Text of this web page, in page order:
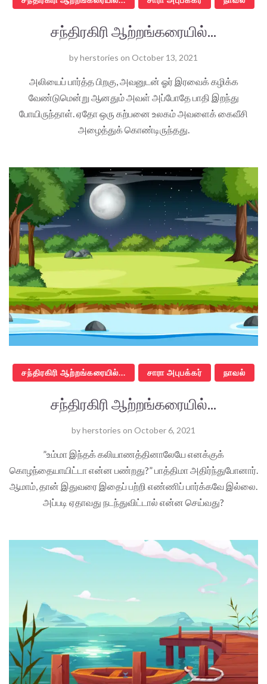
சந்திரகிரி ஆற்றங்கரையில்...
byherstories on October 13, 2021
அலியைப் பார்த்த பிறகு, அவனுடன் ஓர் இரவைக் கழிக்க
வேண்டுமென்று ஆனதும் அவள் அப்போதே பாதி இறந்து
போயிருந்தாள். ஏதோ ஒரு கற்பனை உலகம் அவளைக் கைவீசி
அழைத்துக் கொண்டிருந்தது.
சந்திரகிரி ஆற்றங்கரையில்... சாரா அபுபக்கர் நாவல்
சந்திரகிரி ஆற்றங்கரையில்...
byherstories on October 6, 2021
”உம்மா இந்தக் கலியாணத்தினாலேயே எனக்குக்
கொழந்தையாயிட்டா என்ன பண்றது?” பாத்திமா அதிர்ந்துபோனார்.
ஆமாம், தான் இதுவரை இதைப் பற்றி எண்ணிப் பார்க்கவே இல்லை.
அப்படி ஏதாவது நடந்துவிட்டால் என்ன செய்வது?